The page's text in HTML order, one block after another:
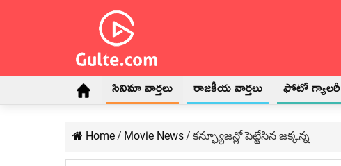
సినిమా వార్తలు రాజకీయ వార్తలు ఫోటో గ్యాలరీ
Home/ Movie News/ కన్ఫ్యూజన్లో పెట్టేసిన జక్కన్న